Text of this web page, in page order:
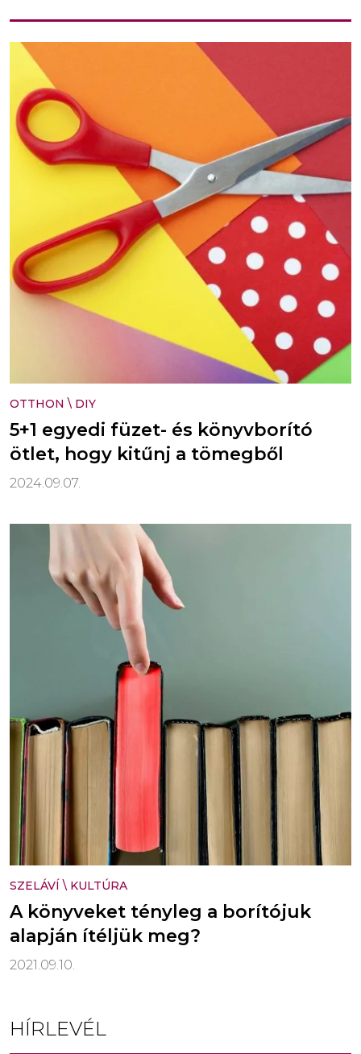
OTTHON \ DIY
5+1 egyedi füzet- és könyvborító
ötlet, hogy kitűnj a tömegből
2024.09.07.
SZELÁVÍ \ KULTÚRA
A könyveket tényleg a borítójuk
alapján ítéljük meg?
2021.09.10.
HÍRLEVÉL